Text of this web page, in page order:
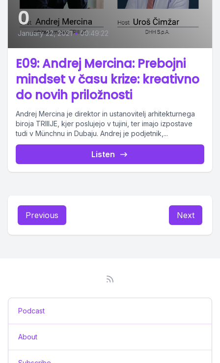
0
January 22, 2021 • 00:49:22
E09: Andrej Mercina: Prebojni
mindset v času krize: kreativno
do novih priložnosti
Andrej Mercina je direktor in ustanovitelj arhitekturnega
biroja TRIIIJE, kjer poslujejo v tujini, ter imajo izpostave
tudi v Münchnu in Dubaju. Andrej je podjetnik,...
Listen
Previous Next
Podcast
About